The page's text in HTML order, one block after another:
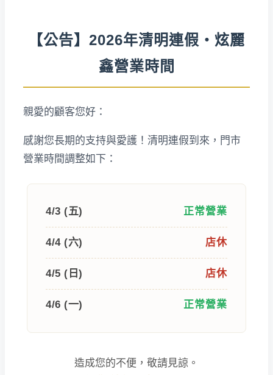
【公告】2026年清明連假・炫麗
鑫營業時間
親愛的顧客您好：
感謝您長期的支持與愛護！清明連假到來，門市
營業時間調整如下：
4/3 (五) 正常營業
4/4 (六) 店休
4/5 (日) 店休
4/6 (一) 正常營業
造成您的不便，敬請見諒。